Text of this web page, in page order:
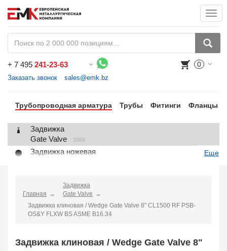
+ 7 495 241-23-63
Заказать звонок sales@emk.bz
0
Трубопроводная арматура Трубы Фитинги Фланцы
Задвижка
Gate Valve
3988
Задвижка ножевая
Globe Valve
2191
Клапан регулирующий
Control Valve
2
Клапан обратный
Еще
Главная
Задвижка
Gate Valve
Задвижка клиновая / Wedge Gate Valve 8" CL1500 RF PSB-
OS&Y FLXW BS ASME B16.34
Задвижка клиновая / Wedge Gate Valve 8"